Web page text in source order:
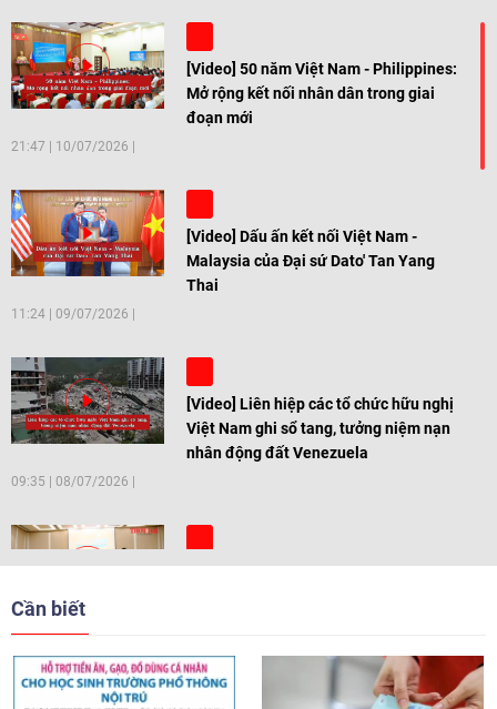
[Video] 50 năm Việt Nam - Philippines:
Mở rộng kết nối nhân dân trong giai
đoạn mới
21:47 10/07/2026
[Video] Dấu ấn kết nối Việt Nam -
Malaysia của Đại sứ Dato' Tan Yang
Thai
11:24 09/07/2026
[Video] Liên hiệp các tổ chức hữu nghị
Việt Nam ghi sổ tang, tưởng niệm nạn
nhân động đất Venezuela
09:35 08/07/2026
[Video] Trẻ em Đông Á cùng kiến tạo
Cần biết